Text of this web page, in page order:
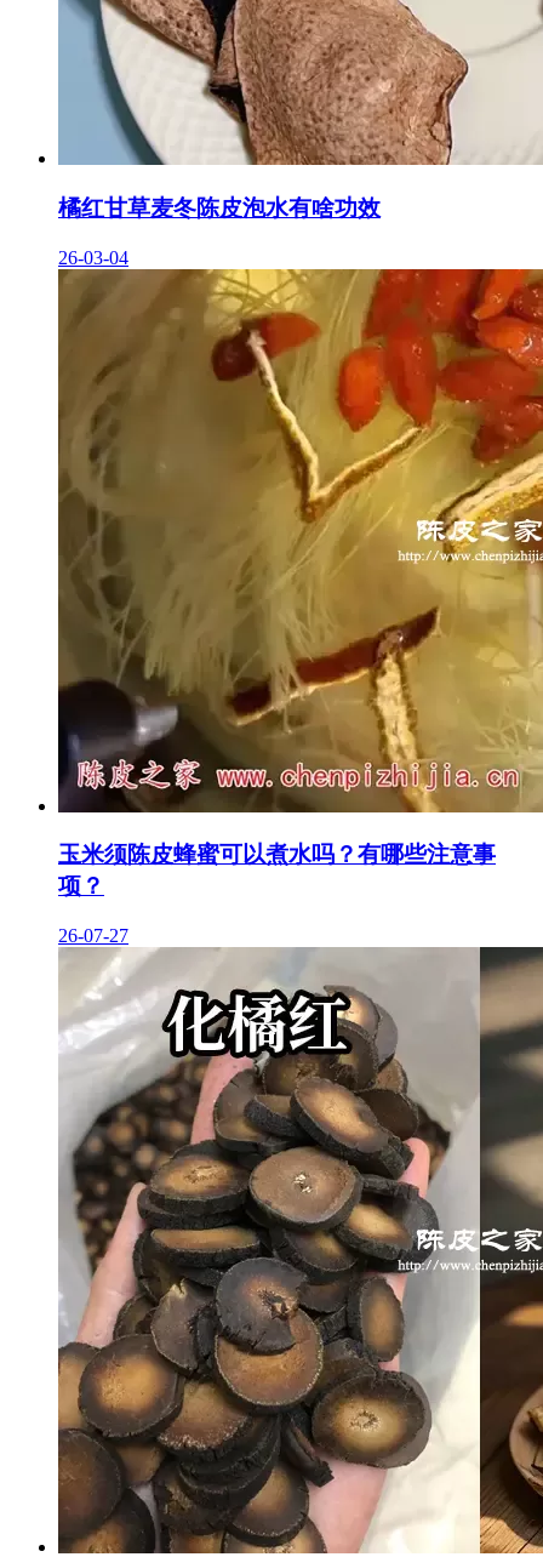
橘红甘草麦冬陈皮泡水有啥功效
26-03-04
玉米须陈皮蜂蜜可以煮水吗？有哪些注意事
项？
26-07-27